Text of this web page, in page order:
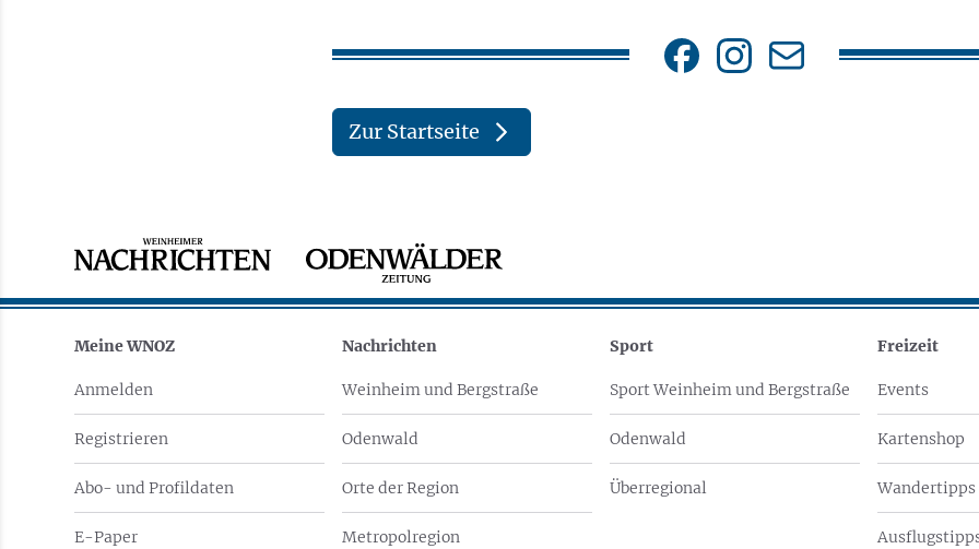
Zur Startseite
Meine WNOZ
Anmelden
Registrieren
Abo- und Profildaten
E-Paper
Nachrichten
Weinheim und Bergstraße
Odenwald
Orte der Region
Metropolregion
Sport
Sport Weinheim und Bergstraße
Odenwald
Überregional
Freizeit
Events
Kartenshop
Wandertipps